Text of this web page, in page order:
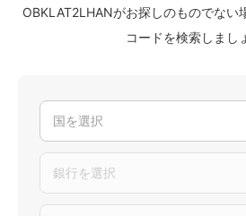
OBKLAT2LHANがお探しのものでない
コードを検索しまし
国を選択
銀行を選択